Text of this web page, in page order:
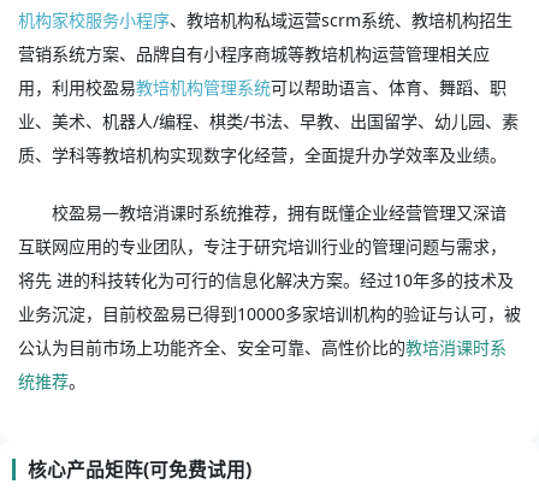
机构家校服务小程序、教培机构私域运营scrm系统、教培机构招生
营销系统方案、品牌自有小程序商城等教培机构运营管理相关应
用，利用校盈易教培机构管理系统可以帮助语言、体育、舞蹈、职
业、美术、机器人/编程、棋类/书法、早教、出国留学、幼儿园、素
质、学科等教培机构实现数字化经营，全面提升办学效率及业绩。
校盈易—教培消课时系统推荐，拥有既懂企业经营管理又深谙
互联网应用的专业团队，专注于研究培训行业的管理问题与需求，
将先 进的科技转化为可行的信息化解决方案。经过10年多的技术及
业务沉淀，目前校盈易已得到10000多家培训机构的验证与认可，被
公认为目前市场上功能齐全、安全可靠、高性价比的教培消课时系
统推荐。
核心产品矩阵(可免费试用)